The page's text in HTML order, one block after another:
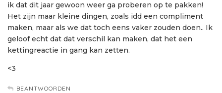
ik dat dit jaar gewoon weer ga proberen op te pakken!
Het zijn maar kleine dingen, zoals idd een compliment
maken, maar als we dat toch eens vaker zouden doen.. Ik
geloof echt dat dat verschil kan maken, dat het een
kettingreactie in gang kan zetten.
<3
BEANTWOORDEN